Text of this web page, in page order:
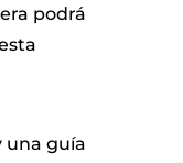
podrá
una guía